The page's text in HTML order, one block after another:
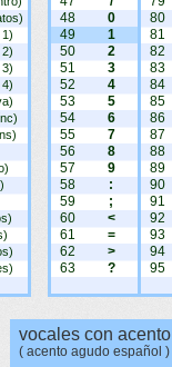
48
0
49
1
50
2
51
3
52
4
53
5
54
6
55
7
56
8
57
9
58
:
59
;
60
<
61
=
62
>
63
?
80
81
82
83
84
85
86
87
88
89
90
91
92
93
94
95
vocales con acento
( acento agudo español )